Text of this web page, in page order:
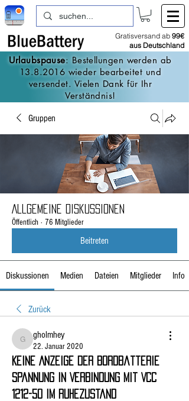
Gratisversand ab 99€
aus Deutschland
Urlaubspause: Bestellungen werden ab
13.8.2016 wieder bearbeitet und
versendet. Vielen Dank für Ihr
Verständnis!
Gruppen
Allgemeine Diskussionen
Öffentlich · 76 Mitglieder
Beitreten
Diskussionen Medien Dateien Mitglieder Info
Zurück
gholmhey
gholmhey
22. Januar 2020
Keine Anzeige der Bordbatterie
Spannung in Verbindung mit VCC
1212-50 im Ruhezustand